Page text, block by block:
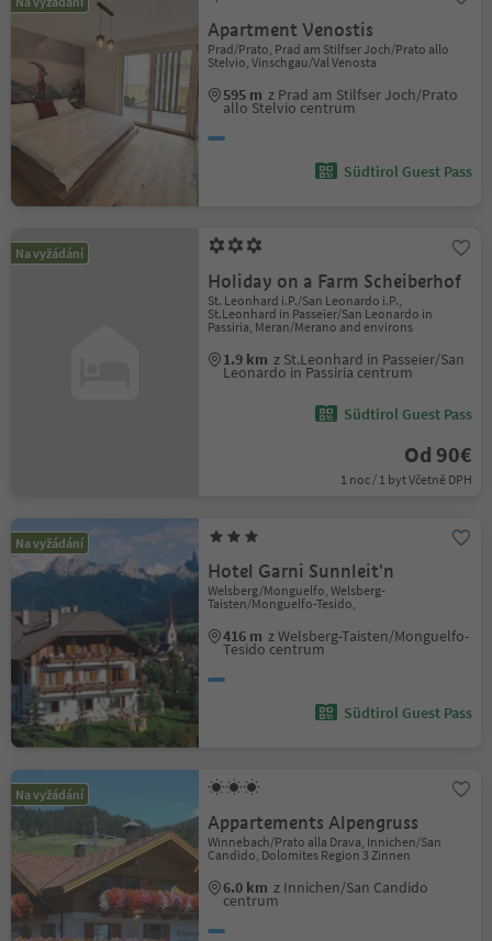
Apartment Venostis
Prad/Prato, Prad am Stilfser Joch/Prato allo
Stelvio, Vinschgau/Val Venosta
595 m z Prad am Stilfser Joch/Prato
allo Stelvio centrum
Südtirol Guest Pass
Na vyžádání
Holiday on a Farm Scheiberhof
St. Leonhard i.P./San Leonardo i.P.,
St.Leonhard in Passeier/San Leonardo in
Passiria, Meran/Merano and environs
1.9 km z St.Leonhard in Passeier/San
Leonardo in Passiria centrum
Südtirol Guest Pass
Od 90€
1 noc / 1 byt Včetně DPH
Na vyžádání
Hotel Garni Sunnleit'n
Welsberg/Monguelfo, Welsberg-
Taisten/Monguelfo-Tesido,
416 m z Welsberg-Taisten/Monguelfo-
Tesido centrum
Südtirol Guest Pass
Na vyžádání
Appartements Alpengruss
Winnebach/Prato alla Drava, Innichen/San
Candido, Dolomites Region 3 Zinnen
6.0 km z Innichen/San Candido
centrum